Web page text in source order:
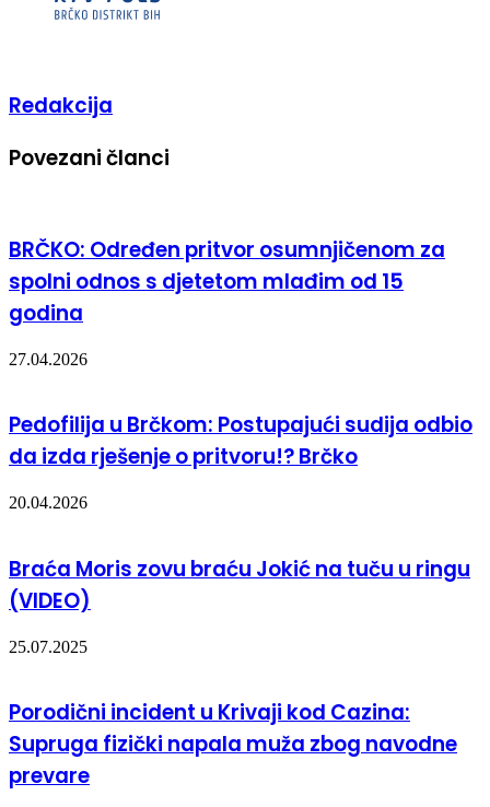
Redakcija
Povezani članci
BRČKO: Određen pritvor osumnjičenom za
spolni odnos s djetetom mlađim od 15
godina
27.04.2026
Pedofilija u Brčkom: Postupajući sudija odbio
da izda rješenje o pritvoru!? Brčko
20.04.2026
Braća Moris zovu braću Jokić na tuču u ringu
(VIDEO)
25.07.2025
Porodični incident u Krivaji kod Cazina:
Supruga fizički napala muža zbog navodne
prevare